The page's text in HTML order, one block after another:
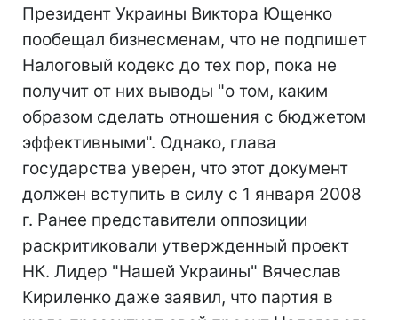
Президент Украины Виктора Ющенко
пообещал бизнесменам, что не подпишет
Налоговый кодекс до тех пор, пока не
получит от них выводы "о том, каким
образом сделать отношения с бюджетом
эффективными". Однако, глава
государства уверен, что этот документ
должен вступить в силу с 1 января 2008
г. Ранее представители оппозиции
раскритиковали утвержденный проект
НК. Лидер "Нашей Украины" Вячеслав
Кириленко даже заявил, что партия в